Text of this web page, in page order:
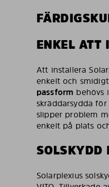
ENKEL ATT
Att installera
enkelt och
passform behövs
skräddarsydda
slipper problem
enkelt på plats
SOLSKYDD
Solarplexius